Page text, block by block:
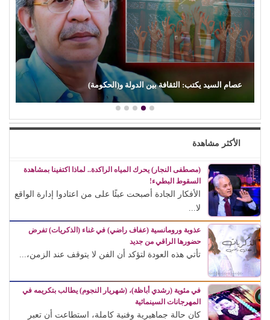
الدولة و(الحكومة) د. محمد الطربيلي يكتب: (علي
الأكثر مشاهدة
(مصطفى النجار) يحرك المياه الراكدة.. لماذا اكتفينا بمشاهدة
السقوط البطيء!
الأفكار الجادة أصبحت عبئًا على من اعتادوا إدارة الواقع
لا...
عذوبة ورومانسية (عفاف راضي) في غناء (الذكريات) تفرض
حضورها الراقي من جديد
تأتي هذه العودة لتؤكد أن الفن لا يتوقف عند الزمن،...
في مئوية (رشدي أباظة)، (شهريار النجوم) يطالب بتكريمه في
المهرجانات السينمائية
كان حالة جماهيرية وفنية كاملة، استطاعت أن تعبر